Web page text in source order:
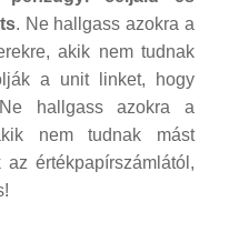
. Ne hallgass azokra a
akik nem tudnak
a unit linket, hogy
hallgass azokra a
nem tudnak mást
értékpapírszámlától,